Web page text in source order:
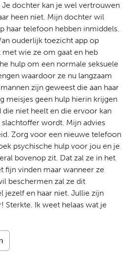
Je dochter kan je wel vertrouwen
heen niet. Mijn dochter wil
haar telefoon hebben inmiddels.
ouderlijk toezicht app op
wie ze om gaat en heb
hulp om een normale seksuele
waardoor ze nu langzaam
zijn geweest die aan haar
meisjes geen hulp hierin krijgen
niet heelt en die ervoor kan
wordt. Mijn advies
Zorg voor een nieuwe telefoon
psychische hulp voor jou en je
bovenop zit. Dat zal ze in het
fijn vinden maar wanneer ze
beschermen zal ze dit
jezelf en haar niet. Jullie zijn
Sterkte. Ik weet helaas wat je